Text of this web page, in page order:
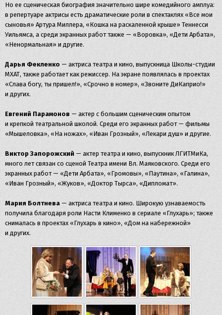
Но ее сценическая биография значительно шире комедийного амплуа:
в репертуаре актрисы есть драматические роли в спектаклях «Все мои
сыновья» Артура Миллера, «Кошка на раскаленной крыше» Теннесси
Уильямса, а среди экранных работ также — «Воровка», «Дети Арбата»,
«Ненормальная» и другие.
Дарья Фекленко — актриса театра и кино, выпускница Школы-студии
МХАТ, также работает как режиссер. На экране появлялась в проектах
«Слава богу, ты пришел!», «Срочно в номер», «Звоните ДиКаприо!»
и других.
Евгений Парамонов — актер с большим сценическим опытом
и крепкой театральной школой. Среди его экранных работ — фильмы
«Мышеловка», «На ножах», «Иван Грозный», «Лекари душ» и другие.
Виктор Запорожский — актер театра и кино, выпускник ЛГИТМиКа,
много лет связан со сценой Театра имени Вл. Маяковского. Среди его
экранных работ — «Дети Арбата», «Громовы», «Паутина», «Галина»,
«Иван Грозный», «Жуков», «Доктор Тырса», «Дипломат».
Мария Болтнева — актриса театра и кино. Широкую узнаваемость
получила благодаря роли Насти Клименко в сериале «Глухарь»; также
снималась в проектах «Глухарь в кино», «Дом на набережной»
и других.